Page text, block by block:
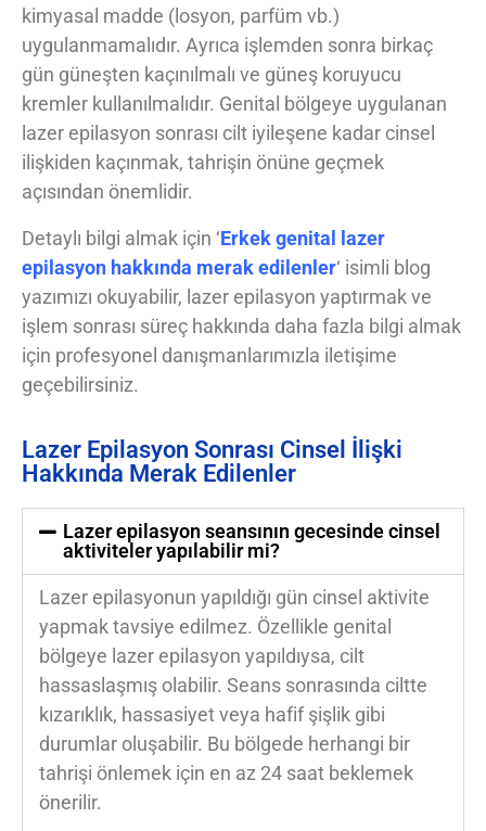
kimyasal madde (losyon, parfüm vb.)
uygulanmamalıdır. Ayrıca işlemden sonra birkaç
gün güneşten kaçınılmalı ve güneş koruyucu
kremler kullanılmalıdır. Genital bölgeye uygulanan
lazer epilasyon sonrası cilt iyileşene kadar cinsel
ilişkiden kaçınmak, tahrişin önüne geçmek
açısından önemlidir.
Detaylı bilgi almak için ‘Erkek genital lazer
epilasyon hakkında merak edilenler‘ isimli blog
yazımızı okuyabilir, lazer epilasyon yaptırmak ve
işlem sonrası süreç hakkında daha fazla bilgi almak
için profesyonel danışmanlarımızla iletişime
geçebilirsiniz.
Lazer Epilasyon Sonrası Cinsel İlişki
Hakkında Merak Edilenler
Lazer epilasyon seansının gecesinde cinsel
aktiviteler yapılabilir mi?
Lazer epilasyonun yapıldığı gün cinsel aktivite
yapmak tavsiye edilmez. Özellikle genital
bölgeye lazer epilasyon yapıldıysa, cilt
hassaslaşmış olabilir. Seans sonrasında ciltte
kızarıklık, hassasiyet veya hafif şişlik gibi
durumlar oluşabilir. Bu bölgede herhangi bir
tahrişi önlemek için en az 24 saat beklemek
önerilir.